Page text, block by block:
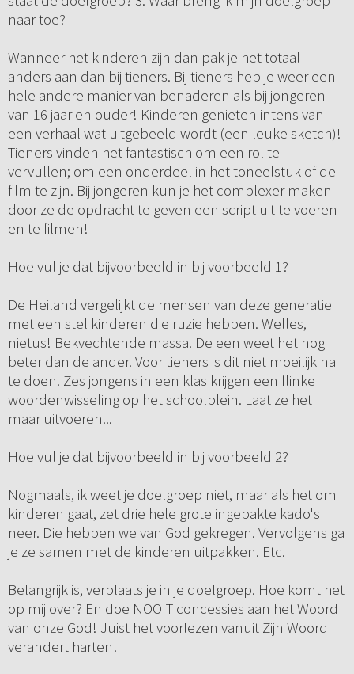
naar toe?
Wanneer het kinderen zijn dan pak je het totaal
anders aan dan bij tieners. Bij tieners heb je weer een
hele andere manier van benaderen als bij jongeren
van 16 jaar en ouder! Kinderen genieten intens van
een verhaal wat uitgebeeld wordt (een leuke sketch)!
Tieners vinden het fantastisch om een rol te
vervullen; om een onderdeel in het toneelstuk of de
film te zijn. Bij jongeren kun je het complexer maken
door ze de opdracht te geven een script uit te voeren
en te filmen!
Hoe vul je dat bijvoorbeeld in bij voorbeeld 1?
De Heiland vergelijkt de mensen van deze generatie
met een stel kinderen die ruzie hebben. Welles,
nietus! Bekvechtende massa. De een weet het nog
beter dan de ander. Voor tieners is dit niet moeilijk na
te doen. Zes jongens in een klas krijgen een flinke
woordenwisseling op het schoolplein. Laat ze het
maar uitvoeren...
Hoe vul je dat bijvoorbeeld in bij voorbeeld 2?
Nogmaals, ik weet je doelgroep niet, maar als het om
kinderen gaat, zet drie hele grote ingepakte kado's
neer. Die hebben we van God gekregen. Vervolgens ga
je ze samen met de kinderen uitpakken. Etc.
Belangrijk is, verplaats je in je doelgroep. Hoe komt het
op mij over? En doe NOOIT concessies aan het Woord
van onze God! Juist het voorlezen vanuit Zijn Woord
verandert harten!